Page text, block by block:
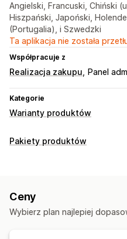
Angielski, Francuski, Chiński
Hiszpański, Japoński,
(Portugalia), i Szwedzki
Ta aplikacja nie została
Współpracuje z
Realizacja zakupu Panel
Kategorie
Warianty produktów
Dostosowanie
Ceny
Pakiety produktów
Często kupowane razem
Pakiety niestandardowe
Ceny
Wybierz plan najlepiej